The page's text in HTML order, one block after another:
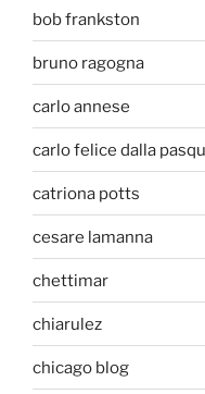
bob frankston
bruno ragogna
carlo annese
carlo felice dalla
catriona potts
cesare lamanna
chettimar
chiarulez
chicago blog